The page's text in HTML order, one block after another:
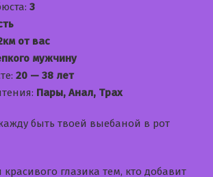
3
от вас
мужчину
20 — 38 лет
Пары, Анал, Трах
быть твоей выебаной в рот
глазика тем, кто добавит